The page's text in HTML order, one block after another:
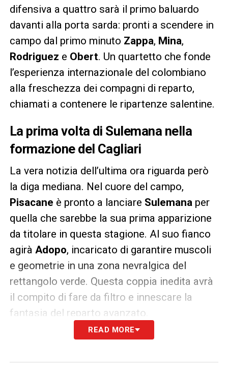
difensiva a quattro sarà il primo baluardo
davanti alla porta sarda: pronti a scendere in
campo dal primo minuto Zappa, Mina,
Rodriguez e Obert. Un quartetto che fonde
l’esperienza internazionale del colombiano
alla freschezza dei compagni di reparto,
chiamati a contenere le ripartenze salentine.
La prima volta di Sulemana nella
formazione del Cagliari
La vera notizia dell’ultima ora riguarda però
la diga mediana. Nel cuore del campo,
Pisacane è pronto a lanciare Sulemana per
quella che sarebbe la sua prima apparizione
da titolare in questa stagione. Al suo fianco
agirà Adopo, incaricato di garantire muscoli
e geometrie in una zona nevralgica del
rettangolo verde. Questa coppia inedita avrà
il compito di fare da filtro e innescare la
fantasia del reparto avanzato.
Fantasia e attacco nella formazione
READ MORE